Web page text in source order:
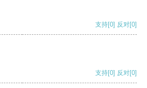
支持[0] 反对[0]
支持[0] 反对[0]